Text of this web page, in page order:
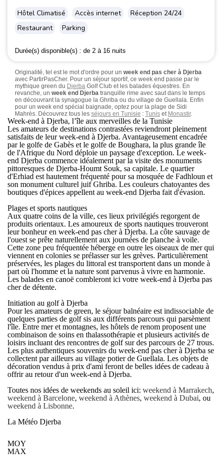
Hôtel Climatisé Accès internet
Réception 24/24
Restaurant
Parking
Durée(s) disponible(s) : de 2 à 16 nuits
Originalité, tel est le mot d'ordre pour un week end pas cher à Djerba
avec PartirPasCher. Pour un séjour sportif, ce week end passe par le
mythique green du Djerba Golf Club et les balades équestres. En
revanche, un week end Djerba tranquille rime avec saut dans le temps
en découvrant la synagogue la Ghriba ou du village de Guellala. Enfin
pour un week end spécial baignade, optez pour la plage de Sidi
Mahrès. Découvrez tous les séjours en Tunisie : Tunis et Monastir.
Week-end à Djerba, l’île aux merveilles de la Tunisie
Les amateurs de destinations contrastées reviendront pleinement
satisfaits de leur week-end à Djerba. Avantageusement encadrée
par le golfe de Gabès et le golfe de Boughara, la plus grande île
de l'Afrique du Nord déploie un paysage d'exception. Le week-
end Djerba commence idéalement par la visite des monuments
pittoresques de Djerba-Houmt Souk, sa capitale. Le quartier
d'Erhiad est hautement fréquenté pour sa mosquée de Fadhloun et
son monument culturel juif Ghriba. Les couleurs chatoyantes des
boutiques d'épices appellent au week-end Djerba fait d'évasion.
Plages et sports nautiques
Aux quatre coins de la ville, ces lieux privilégiés regorgent de
produits orientaux. Les amoureux de sports nautiques trouveront
leur bonheur en week-end pas cher à Djerba. La côte sauvage de
l'ouest se prête naturellement aux journées de planche à voile.
Cette zone peu fréquentée héberge en outre les oiseaux de mer qui
viennent en colonies se prélasser sur les grèves. Particulièrement
préservées, les plages du littoral est transportent dans un monde à
part où l'homme et la nature sont parvenus à vivre en harmonie.
Les balades en canoë combleront ici votre week-end à Djerba pas
cher de détente.
Initiation au golf à Djerba
Pour les amateurs de green, le séjour balnéaire est indissociable de
quelques parties de golf sis aux différents parcours qui parsèment
l'île. Entre mer et montagnes, les hôtels de renom proposent une
combinaison de soins en thalassothérapie et plusieurs activités de
loisirs incluant des rencontres de golf sur des parcours de 27 trous.
Les plus authentiques souvenirs du week-end pas cher à Djerba se
collectent par ailleurs au village potier de Guellala. Les objets de
décoration vendus à prix d'ami feront de belles idées de cadeau à
offrir au retour d'un week-end à Djerba.
Toutes nos idées de weekends au soleil ici: weekend à Marrakech,
weekend à Barcelone, weekend à Athènes, weekend à Dubai, ou
weekend à Lisbonne.
La Météo Djerba
MOY
MAX